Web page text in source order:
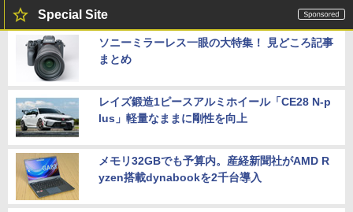
Special Site
ソニーミラーレス一眼の大特集！ 見どころ記事
まとめ
レイズ鍛造1ピースアルミホイール「CE28 N-p
lus」軽量なままに剛性を向上
メモリ32GBでも予算内。産経新聞社がAMD R
yzen搭載dynabookを2千台導入